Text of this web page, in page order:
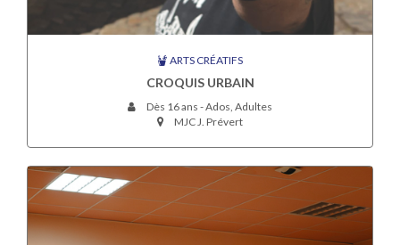
ARTS CRÉATIFS
CROQUIS URBAIN
Dès 16 ans - Ados, Adultes
MJC J. Prévert